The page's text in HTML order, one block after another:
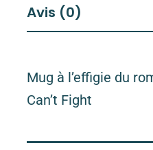
Avis (0)
Mug à l’effigie du
Can’t Fight